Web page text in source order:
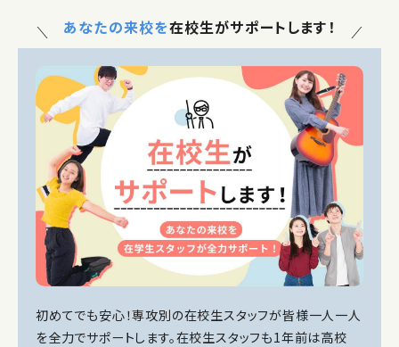
惹きつけた。
[ SNS ]
Instagram
あなたの来校を在校生がサポートします！
初めてでも安心！専攻別の在校生スタッフが皆様一人一人
を全力でサポートします。在校生スタッフも1年前は高校